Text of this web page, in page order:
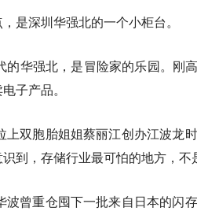
是深圳华强北的一个小柜台。
的华强北，是冒险家的乐园。刚
子产品。
上双胞胎姐姐蔡丽江创办江波龙
到， 存储行业最可怕的地方，不
波曾重仓囤下一批来自日本的闪